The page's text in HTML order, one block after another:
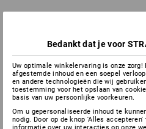
Bedankt dat je voor
Uw optimale winkelervaring is onze
afgestemde inhoud en een soepel
en andere technologieën die wij
toestemming voor het opslaan van
basis van uw persoonlijke voorkeuren.
Om u gepersonaliseerde inhoud te
nodig. Door op de knop 'Alles
informatie over uw interacties op onze